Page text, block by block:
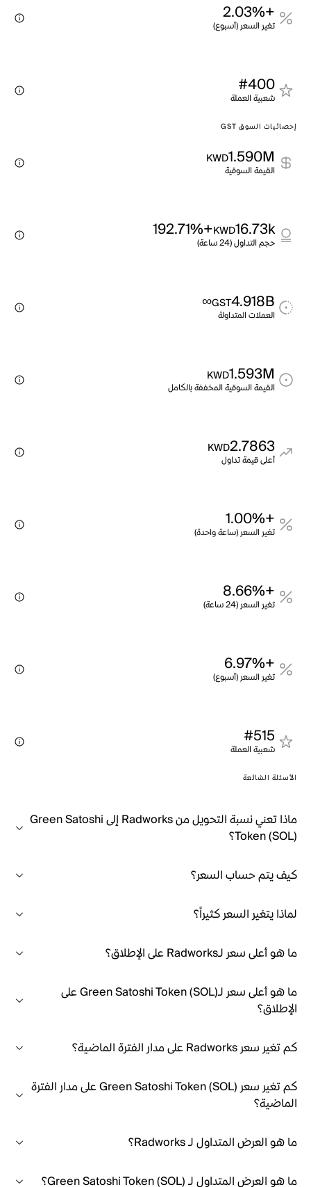
+2.03%
تغير السعر (أسبوع)
#400
شعبية العملة
إحصائيات السوق GST
1.590M
KWD
القيمة السوقية
16.73k
KWD
+192.71%
حجم التداول (24 ساعة)
4.918B
GST
∞
العملات المتداولة
1.593M
KWD
القيمة السوقية المخففة بالكامل
2.7863
KWD
أعلى قيمة تداول
+1.00%
تغير السعر (ساعة واحدة)
+8.66%
تغير السعر (24 ساعة)
+6.97%
تغير السعر (أسبوع)
#515
شعبية العملة
الأسئلة الشائعة
ماذا تعني نسبة التحويل من Radworks إلى Green Satoshi
Token (SOL)؟
كيف يتم حساب السعر؟
لماذا يتغير السعر كثيراً؟
ما هو أعلى سعر لـRadworks على الإطلاق؟
ما هو أعلى سعر لـGreen Satoshi Token (SOL) على
الإطلاق؟
كم تغير سعر Radworks على مدار الفترة الماضية؟
كم تغير سعر Green Satoshi Token (SOL) على مدار الفترة
الماضية؟
ما هو العرض المتداول لـ Radworks؟
ما هو العرض المتداول لـ Green Satoshi Token (SOL)؟